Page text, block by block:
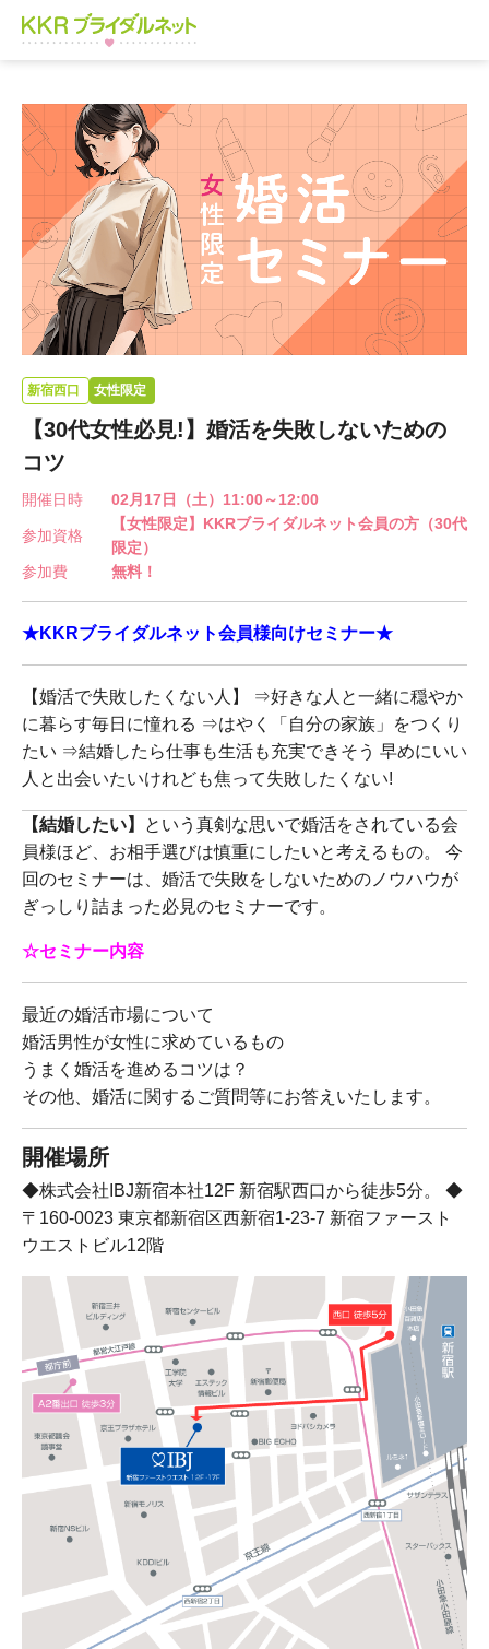
新宿西口 女性限定
【30代女性必見!】婚活を失敗しないための
コツ​
開催日時 02月17日（土）11:00～12:00
参加資格
【女性限定】KKRブライダルネット会員の方（30代
限定）
参加費
無料！
★KKRブライダルネット会員様向けセミナー★
【婚活で失敗したくない人】 ⇒好きな人と一緒に穏やか
に暮らす毎日に憧れる ⇒はやく「自分の家族」をつくり
たい ⇒結婚したら仕事も生活も充実できそう 早めにいい
人と出会いたいけれども焦って失敗したくない!
【結婚したい】
という真剣な思いで婚活をされている会
員様ほど、お相手選びは慎重にしたいと考えるもの。 今
回のセミナーは、婚活で失敗をしないためのノウハウが
ぎっしり詰まった必見のセミナーです。
☆セミナー内容
最近の婚活市場について
婚活男性が女性に求めているもの
うまく婚活を進めるコツは？
その他、婚活に関するご質問等にお答えいたします。
開催場所
◆株式会社IBJ新宿本社12F 新宿駅西口から徒歩5分。 ◆
〒160-0023 東京都新宿区西新宿1-23-7 新宿ファースト
ウエストビル12階